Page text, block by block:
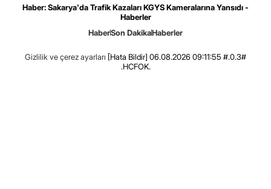
Haber: Sakarya'da Trafik Kazaları KGYS Kameralarına Yansıdı -
Haberler
HaberSon DakikaHaberler
Gizlilik ve çerez ayarları [Hata Bildir] 06.08.2026 09:11:55 #.0.3#
.HCFOK.